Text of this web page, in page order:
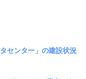
センター」の建設状況